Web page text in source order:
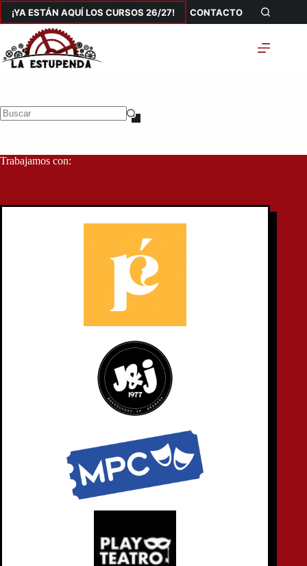
Saltar
contenido
¡YA ESTÁN AQUÍ LOS CURSOS 26/27! CONTACTO
Trabajamos con: